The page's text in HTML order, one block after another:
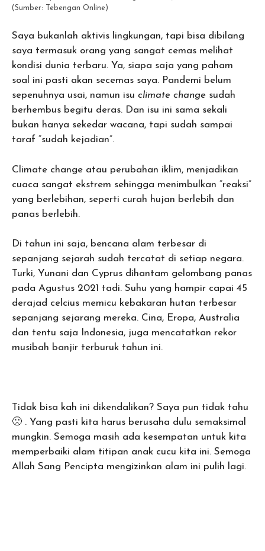
(Sumber: Tebengan Online)
Saya bukanlah aktivis lingkungan, tapi bisa dibilang
saya termasuk orang yang sangat cemas melihat
kondisi dunia terbaru. Ya, siapa saja yang paham
soal ini pasti akan secemas saya. Pandemi belum
sepenuhnya usai, namun isu climate change sudah
berhembus begitu deras. Dan isu ini sama sekali
bukan hanya sekedar wacana, tapi sudah sampai
taraf “sudah kejadian”.
Climate change atau perubahan iklim, menjadikan
cuaca sangat ekstrem sehingga menimbulkan “reaksi”
yang berlebihan, seperti curah hujan berlebih dan
panas berlebih.
Di tahun ini saja, bencana alam terbesar di
sepanjang sejarah sudah tercatat di setiap negara.
Turki, Yunani dan Cyprus dihantam gelombang panas
pada Agustus 2021 tadi. Suhu yang hampir capai 45
derajad celcius memicu kebakaran hutan terbesar
sepanjang sejarang mereka. Cina, Eropa, Australia
dan tentu saja Indonesia, juga mencatatkan rekor
musibah banjir terburuk tahun ini.
Tidak bisa kah ini dikendalikan? Saya pun tidak tahu
🙁 . Yang pasti kita harus berusaha dulu semaksimal
mungkin. Semoga masih ada kesempatan untuk kita
memperbaiki alam titipan anak cucu kita ini. Semoga
Allah Sang Pencipta mengizinkan alam ini pulih lagi.